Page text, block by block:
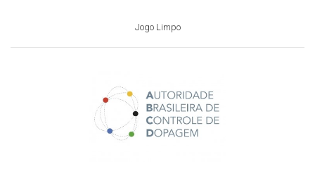
Jogo Limpo